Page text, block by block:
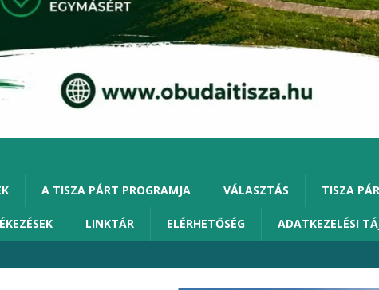
A TISZA PÁRT PROGRAMJA VÁLASZTÁS TISZA
LINKTÁR ELÉRHETŐSÉG ADATKEZELÉSI